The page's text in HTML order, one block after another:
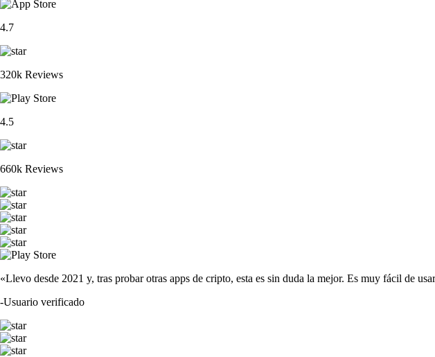
4.7
320k Reviews
4.5
660k Reviews
«Llevo desde 2021 y, tras probar otras apps de cripto, esta es sin duda la mejor. Es muy fácil de
-Usuario verificado